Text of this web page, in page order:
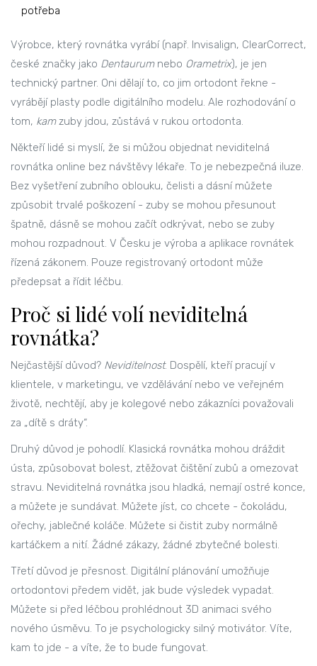
potřeba
Výrobce, který rovnátka vyrábí (např. Invisalign, ClearCorrect,
české značky jako Dentaurumnebo Orametrix), je jen
technický partner. Oni dělají to, co jim ortodont řekne -
vyrábějí plasty podle digitálního modelu. Ale rozhodování o
tom, kamzuby jdou, zůstává v rukou ortodonta.
Někteří lidé si myslí, že si můžou objednat neviditelná
rovnátka online bez návštěvy lékaře. To je nebezpečná iluze.
Bez vyšetření zubního oblouku, čelisti a dásní můžete
způsobit trvalé poškození - zuby se mohou přesunout
špatně, dásně se mohou začít odkrývat, nebo se zuby
mohou rozpadnout. V Česku je výroba a aplikace rovnátek
řízená zákonem. Pouze registrovaný ortodont může
předepsat a řídit léčbu.
Proč si lidé volí neviditelná
rovnátka?
Nejčastější důvod? Neviditelnost. Dospělí, kteří pracují v
klientele, v marketingu, ve vzdělávání nebo ve veřejném
životě, nechtějí, aby je kolegové nebo zákazníci považovali
za „dítě s dráty“.
Druhý důvod je pohodlí. Klasická rovnátka mohou dráždit
ústa, způsobovat bolest, ztěžovat čištění zubů a omezovat
stravu. Neviditelná rovnátka jsou hladká, nemají ostré konce,
a můžete je sundávat. Můžete jíst, co chcete - čokoládu,
ořechy, jablečné koláče. Můžete si čistit zuby normálně
kartáčkem a nití. Žádné zákazy, žádné zbytečné bolesti.
Třetí důvod je přesnost. Digitální plánování umožňuje
ortodontovi předem vidět, jak bude výsledek vypadat.
Můžete si před léčbou prohlédnout 3D animaci svého
nového úsměvu. To je psychologicky silný motivátor. Víte,
kam to jde - a víte, že to bude fungovat.